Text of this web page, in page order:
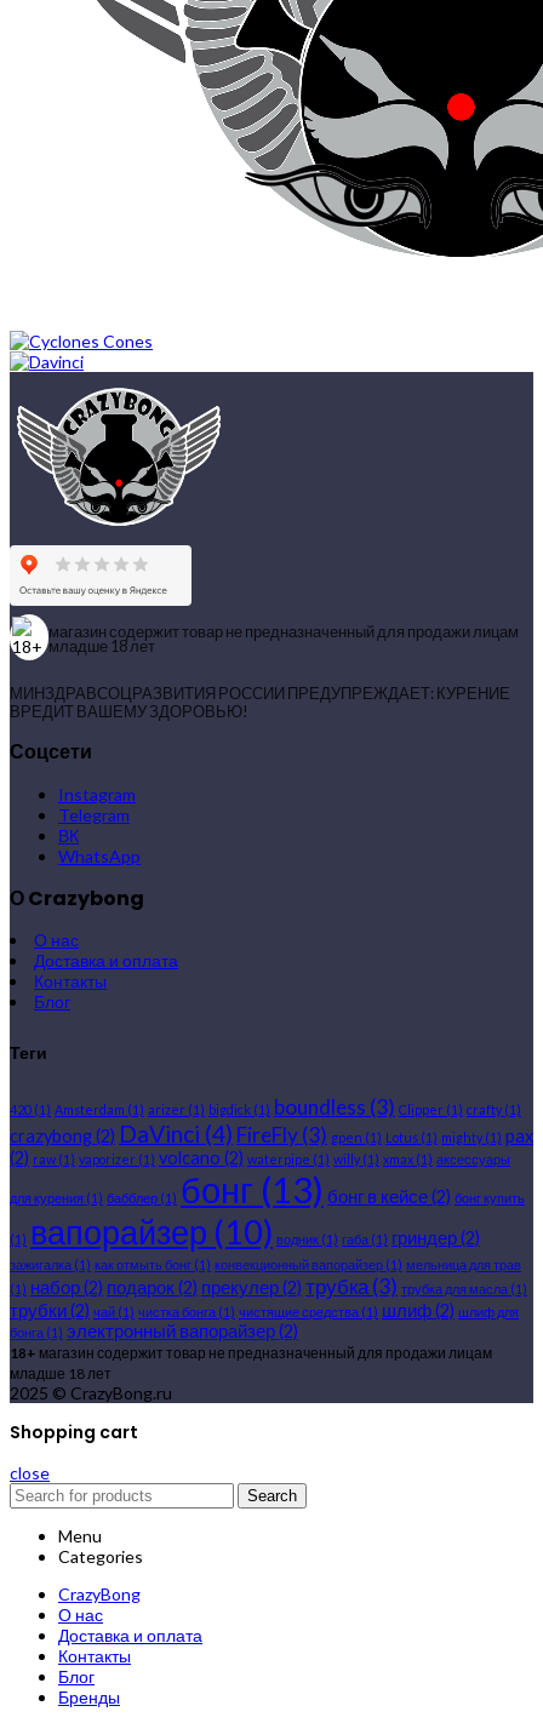
магазин содержит товар не предназначенный для продажи лицам
младше 18 лет
МИНЗДРАВСОЦРАЗВИТИЯ РОССИИ ПРЕДУПРЕЖДАЕТ: КУРЕНИЕ
ВРЕДИТ ВАШЕМУ ЗДОРОВЬЮ!
Соцсети
Instagram
Telegram
ВК
WhatsApp
О Crazybong
О нас
Доставка и оплата
Контакты
Блог
Теги
420 (1) Amsterdam (1) arizer (1) bigdick (1) boundless (3) Clipper (1) crafty(1)
crazybong(2) DaVinci (4) FireFly(3) gpen (1) Lotus (1) mighty(1) pax
(2) raw (1) vaporizer (1) volcano (2) waterpipe (1) willy(1) xmax (1) аксессуары
для курения (1) бабблер (1) бонг (13) бонг в кейсе(2) бонг купить
(1) вапорайзер (10) водник (1) габа (1) гриндер(2)
зажигалка (1) как отмыть бонг (1) конвекционный вапорайзер (1) мельница для трав
(1) набор(2) подарок(2) прекулер(2) трубка(3) трубка для масла (1)
трубки(2) чай (1) чистка бонга (1) чистящие средства (1) шлиф(2) шлиф для
бонга (1) электронный вапорайзер(2)
18+ магазин содержит товар не предназначенный для продажи лицам
младше 18 лет
2025 © CrazyBong.ru
Shopping cart
close
Search
Menu
Categories
CrazyBong
О нас
Доставка и оплата
Контакты
Блог
Бренды